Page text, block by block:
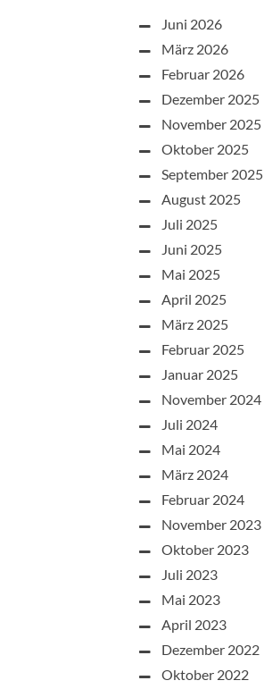
Juni 2026
März 2026
Februar 2026
Dezember 2025
November 2025
Oktober 2025
September 2025
August 2025
Juli 2025
Juni 2025
Mai 2025
April 2025
März 2025
Februar 2025
Januar 2025
November 2024
Juli 2024
Mai 2024
März 2024
Februar 2024
November 2023
Oktober 2023
Juli 2023
Mai 2023
April 2023
Dezember 2022
Oktober 2022